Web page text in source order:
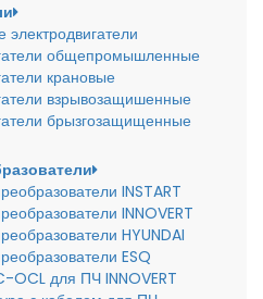
общепромышленные
крановые
взрывозащишенные
брызгозащищенные
INSTART
INNOVERT
HYUNDAI
ESQ
OCL для ПЧ INNOVERT